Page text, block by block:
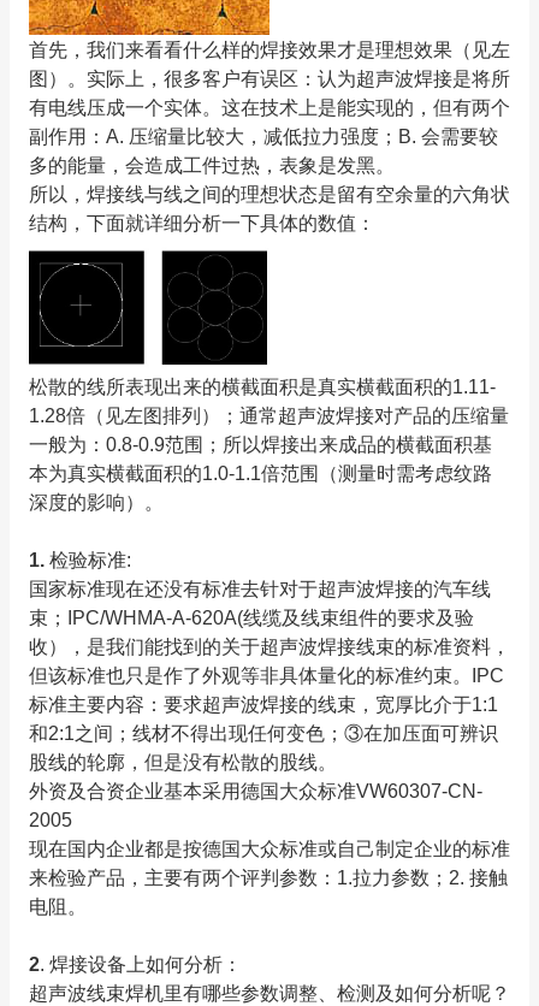
首先，我们来看看什么样的焊接效果才是理想效果（见左
图）。实际上，很多客户有误区：认为超声波焊接是将所
有电线压成一个实体。这在技术上是能实现的，但有两个
副作用：A. 压缩量比较大，减低拉力强度；B. 会需要较
多的能量，会造成工件过热，表象是发黑。
所以，焊接线与线之间的理想状态是留有空余量的六角状
结构，下面就详细分析一下具体的数值：
松散的线所表现出来的横截面积是真实横截面积的1.11-
1.28倍（见左图排列）；通常超声波焊接对产品的压缩量
一般为：0.8-0.9范围；所以焊接出来成品的横截面积基
本为真实横截面积的1.0-1.1倍范围（测量时需考虑纹路
深度的影响）。
1. 检验标准:
国家标准现在还没有标准去针对于超声波焊接的汽车线
束；IPC/WHMA-A-620A(线缆及线束组件的要求及验
收），是我们能找到的关于超声波焊接线束的标准资料，
但该标准也只是作了外观等非具体量化的标准约束。IPC
标准主要内容：要求超声波焊接的线束，宽厚比介于1:1
和2:1之间；线材不得出现任何变色；③在加压面可辨识
股线的轮廓，但是没有松散的股线。
外资及合资企业基本采用德国大众标准VW60307-CN-
2005
现在国内企业都是按德国大众标准或自己制定企业的标准
来检验产品，主要有两个评判参数：1.拉力参数；2. 接触
电阻。
2. 焊接设备上如何分析：
超声波线束焊机里有哪些参数调整、检测及如何分析呢？